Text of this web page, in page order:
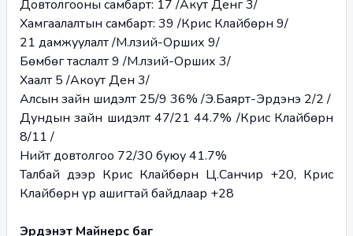
Довтолгооны самбарт: 17 /Акут Денг 3/
Хамгаалалтын самбарт: 39 /Крис Клайбөрн 9/
21 дамжуулалт /М.Өлзий-Орших 9/
Бөмбөг таслалт 9 /М.Өлзий-Орших 3/
Хаалт 5 /Акоут Ден 3/
Алсын зайн шидэлт 25/9 36% /Э.Баярт-Эрдэнэ 2/2 /
Дундын зайн шидэлт 47/21 44.7% /Крис Клайбөрн
8/11 /
Нийт довтолгоо 72/30 буюу 41.7%
Талбай дээр Крис Клайбөрн Ц.Санчир +20, Крис
Клайбөрн үр ашигтай байдлаар +28
Эрдэнэт Майнерс баг